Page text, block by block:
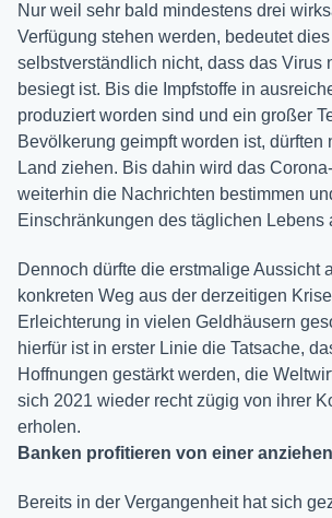
Nur weil sehr bald mindestens drei
Verfügung stehen werden, bedeutet dies
selbstverständlich nicht, dass das Virus
besiegt ist. Bis die Impfstoffe in
produziert worden sind und ein großer
Bevölkerung geimpft worden ist, dürften
Land ziehen. Bis dahin wird das
weiterhin die Nachrichten bestimmen
Einschränkungen des täglichen Lebens
Dennoch dürfte die erstmalige Aussicht
konkreten Weg aus der derzeitigen
Erleichterung in vielen Geldhäusern
hierfür ist in erster Linie die Tatsache,
Hoffnungen gestärkt werden, die
sich 2021 wieder recht zügig von ihrer
erholen.
Banken profitieren von einer
Bereits in der Vergangenheit hat sich